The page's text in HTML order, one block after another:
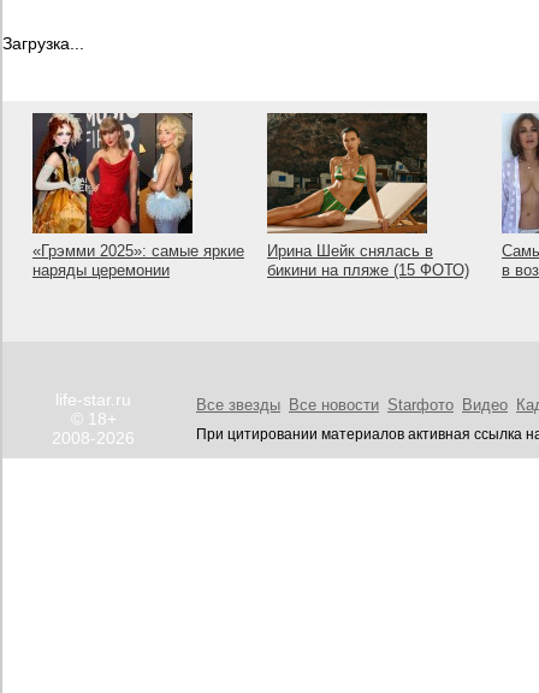
Загрузка...
«Грэмми 2025»: самые яркие
наряды церемонии
Ирина Шейк снялась в
бикини на пляже (15 ФОТО)
в
life-star.ru
© 18+
2008-2026
Все звезды Все новости Starфото Видео
При цитировании материалов активная ссылка